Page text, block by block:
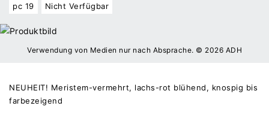
pc 19 Nicht Verfügbar
Verwendung von Medien nur nach Absprache. © 2026 ADH
NEUHEIT! Meristem-vermehrt, lachs-rot blühend, knospig bis
farbezeigend